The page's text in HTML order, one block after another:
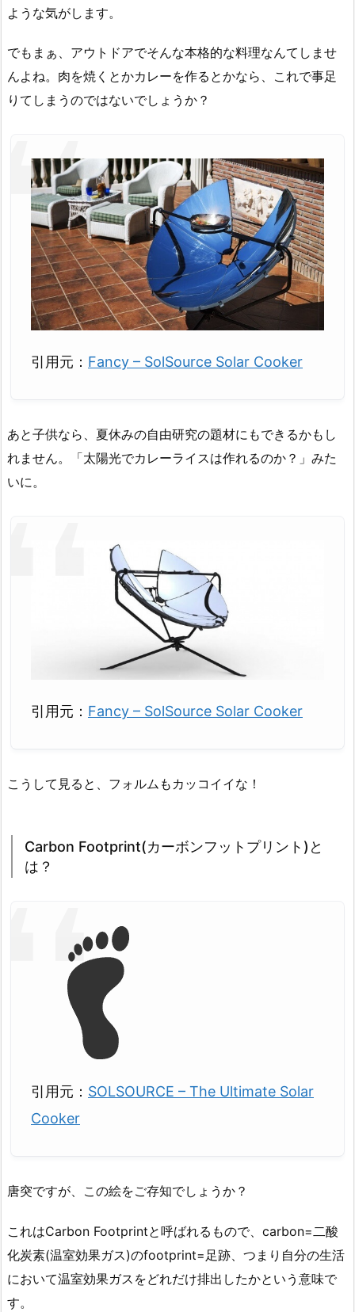
ような気がします。
でもまぁ、アウトドアでそんな本格的な料理なんてしませ
んよね。肉を焼くとかカレーを作るとかなら、これで事足
りてしまうのではないでしょうか？
引用元： Fancy – SolSource Solar Cooker
あと子供なら、夏休みの自由研究の題材にもできるかもし
れません。「太陽光でカレーライスは作れるのか？」みた
いに。
引用元： Fancy – SolSource Solar Cooker
こうして見ると、フォルムもカッコイイな！
Carbon Footprint(カーボンフットプリント)と
は？
引用元： SOLSOURCE – The Ultimate Solar
Cooker
唐突ですが、この絵をご存知でしょうか？
これはCarbon Footprintと呼ばれるもので、carbon=二酸
化炭素(温室効果ガス)のfootprint=足跡、つまり自分の生活
において温室効果ガスをどれだけ排出したかという意味で
す。